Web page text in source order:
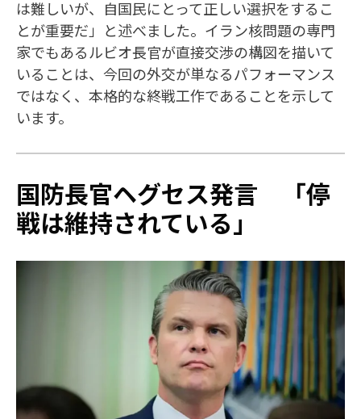
は難しいが、自国民にとって正しい選択をするこ
とが重要だ」と述べました。イラン核問題の専門
家でもあるルビオ長官が直接交渉の構図を描いて
いることは、今回の外交が単なるパフォーマンス
ではなく、本格的な終戦工作であることを示して
います。
国防長官ヘグセス発言 「停
戦は維持されている」